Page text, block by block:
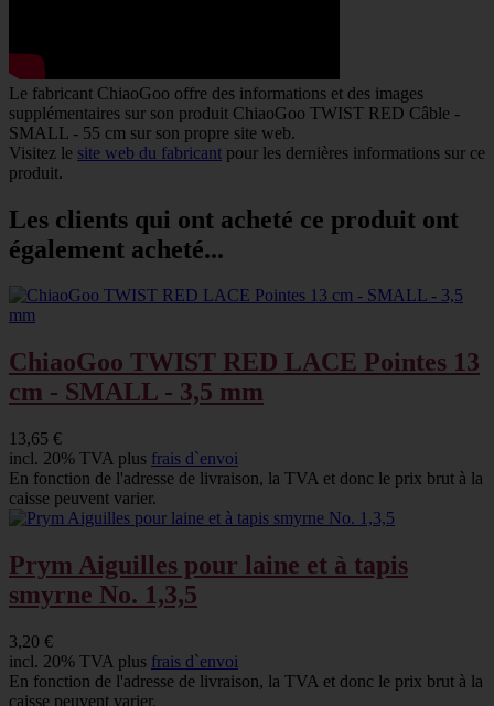
Le fabricant ChiaoGoo offre des informations et des images
supplémentaires sur son produit ChiaoGoo TWIST RED Câble -
SMALL - 55 cm sur son propre site web.
Visitez le site web du fabricant pour les dernières informations sur ce
produit.
Les clients qui ont acheté ce produit ont
également acheté...
ChiaoGoo TWIST RED LACE Pointes 13
cm - SMALL - 3,5 mm
13,65 €
incl. 20% TVA plus frais d`envoi
En fonction de l'adresse de livraison, la TVA et donc le prix brut à la
caisse peuvent varier.
Prym Aiguilles pour laine et à tapis
smyrne No. 1,3,5
3,20 €
incl. 20% TVA plus frais d`envoi
En fonction de l'adresse de livraison, la TVA et donc le prix brut à la
caisse peuvent varier.